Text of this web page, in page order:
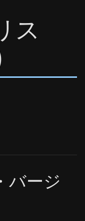
ス
バージ